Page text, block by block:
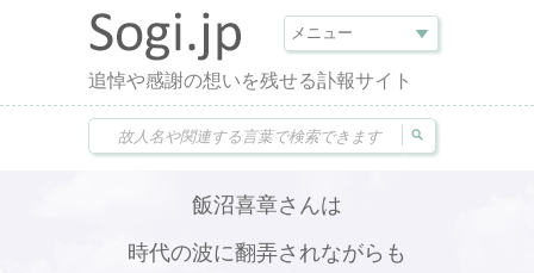
追悼や感謝の想いを残せる訃報サイト
飯沼喜章さんは
時代の波に翻弄されながらも